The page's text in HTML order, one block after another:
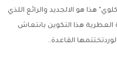
هذا هو الالجديد والرائع اللذي
هذا التكوين بانتعاش
القاعدة..